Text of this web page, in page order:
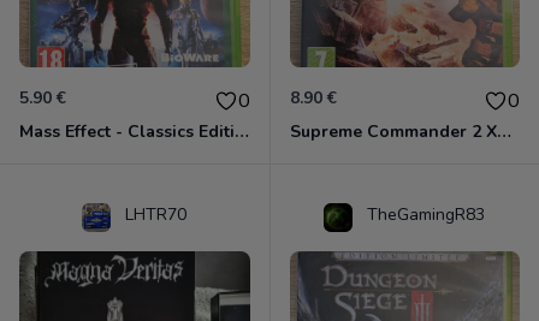
5.90 € 0
Mass Effect - Classics Edition Xbox 360
8.90 € 0
Supreme Commander 2 Xbox 360
LHTR70 TheGamingR83